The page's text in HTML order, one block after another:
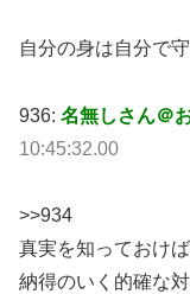
自分の身は自分で守
936: 名無しさん＠
10:45:32.00
>>934
真実を知っておけ
納得のいく的確な